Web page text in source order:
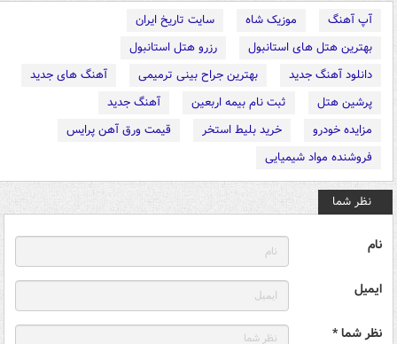
آپ آهنگ موزیک شاه
سایت تاریخ ایران
بهترین هتل های استانبول
رزرو هتل استانبول
دانلود آهنگ جدید
بهترین جراح بینی ترمیمی
آهنگ های جدید
پرشین هتل
ثبت نام بیمه اربعین
آهنگ جدید
مزایده خودرو
خرید بلیط استخر
قیمت ورق آهن پرایس
فروشنده مواد شیمیایی
نظر شما
نام
ایمیل
نظر شما *